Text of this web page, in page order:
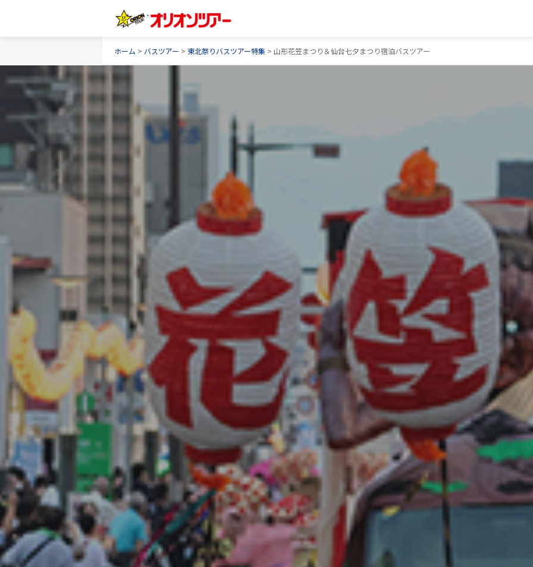
ホーム > バスツアー > 東北祭りバスツアー特集 > 山形花笠まつり＆仙台七夕まつり宿泊バスツアー